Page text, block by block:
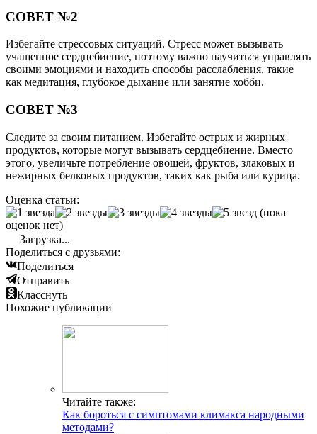
СОВЕТ №2
Избегайте стрессовых ситуаций. Стресс может вызывать
учащенное сердцебиение, поэтому важно научиться управлять
своими эмоциями и находить способы расслабления, такие
как медитация, глубокое дыхание или занятие хобби.
СОВЕТ №3
Следите за своим питанием. Избегайте острых и жирных
продуктов, которые могут вызывать сердцебиение. Вместо
этого, увеличьте потребление овощей, фруктов, злаковых и
нежирных белковых продуктов, таких как рыба или курица.
Оценка статьи:
(пока
оценок нет)
Загрузка...
Поделиться с друзьями:
Поделиться
Отправить
Класснуть
Похожие публикации
Читайте также:
Как бороться с симптомами климакса народными
методами?